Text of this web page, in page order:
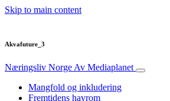
Skip to main content
Akvafuture_3
Næringsliv Norge Av Mediaplanet
Mangfold og inkludering
Fremtidens havrom